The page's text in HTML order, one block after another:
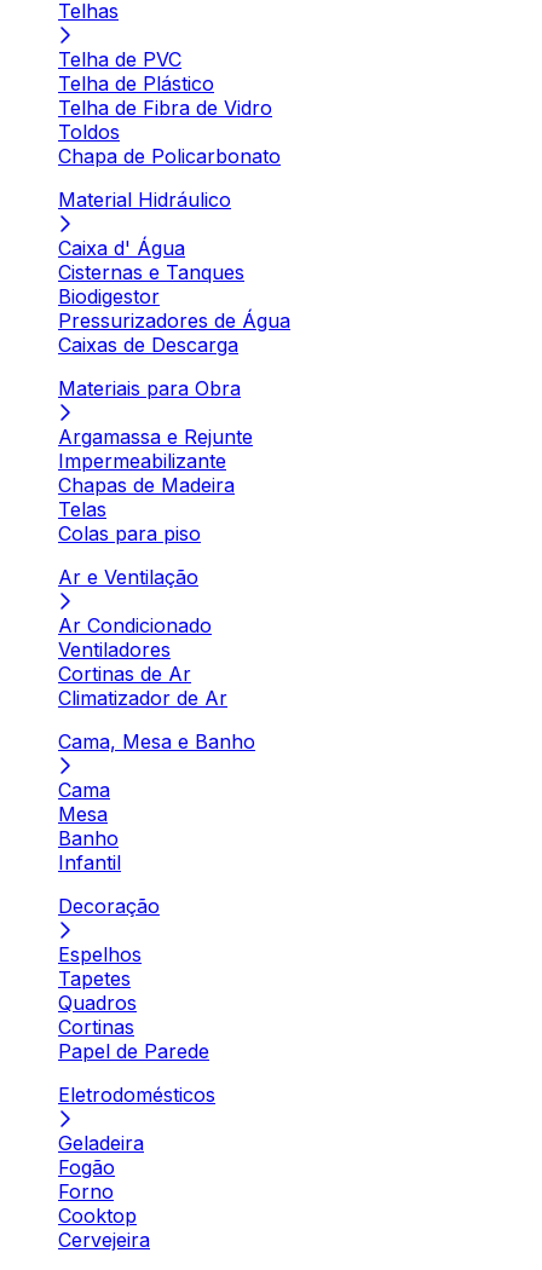
Telhas
Telha de PVC
Telha de Plástico
Telha de Fibra de Vidro
Toldos
Chapa de Policarbonato
Material Hidráulico
Caixa d' Água
Cisternas e Tanques
Biodigestor
Pressurizadores de Água
Caixas de Descarga
Materiais para Obra
Argamassa e Rejunte
Impermeabilizante
Chapas de Madeira
Telas
Colas para piso
Ar e Ventilação
Ar Condicionado
Ventiladores
Cortinas de Ar
Climatizador de Ar
Cama, Mesa e Banho
Cama
Mesa
Banho
Infantil
Decoração
Espelhos
Tapetes
Quadros
Cortinas
Papel de Parede
Eletrodomésticos
Geladeira
Fogão
Forno
Cooktop
Cervejeira